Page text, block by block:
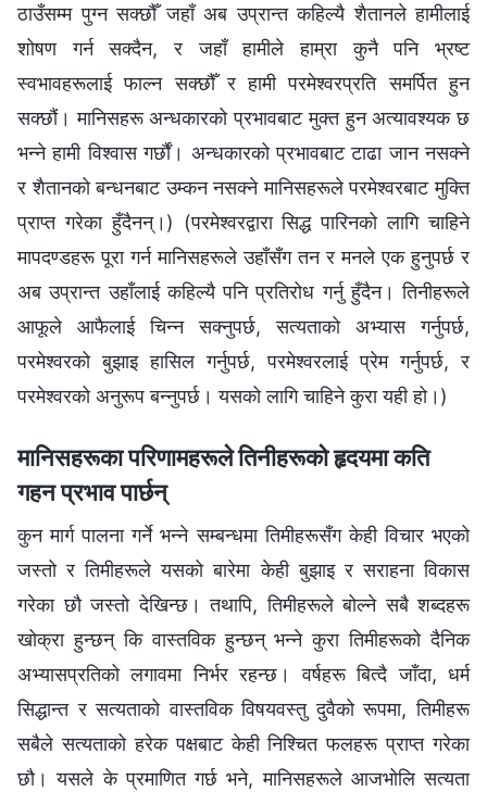
ठाउँसम्म पुग्न सक्छौँ जहाँ अब उप्रान्त कहिल्यै शैतानले हामीलाई
शोषण गर्न सक्दैन, र जहाँ हामीले हाम्रा कुनै पनि भ्रष्ट
स्वभावहरूलाई फाल्न सक्छौँ र हामी परमेश्‍वरप्रति समर्पित हुन
सक्छौं। मानिसहरू अन्धकारको प्रभावबाट मुक्त हुन अत्यावश्यक छ
भन्ने हामी विश्‍वास गर्छौं। अन्धकारको प्रभावबाट टाढा जान नसक्ने
र शैतानको बन्धनबाट उम्कन नसक्ने मानिसहरूले परमेश्‍वरबाट मुक्ति
प्राप्त गरेका हुँदैनन्।) (परमेश्‍वरद्वारा सिद्ध पारिनको लागि चाहिने
मापदण्डहरू पूरा गर्न मानिसहरूले उहाँसँग तन र मनले एक हुनुपर्छ र
अब उप्रान्त उहाँलाई कहिल्यै पनि प्रतिरोध गर्नु हुँदैन। तिनीहरूले
आफूले आफैलाई चिन्न सक्नुपर्छ, सत्यताको अभ्यास गर्नुपर्छ,
परमेश्‍वरको बुझाइ हासिल गर्नुपर्छ, परमेश्‍वरलाई प्रेम गर्नुपर्छ, र
परमेश्‍वरको अनुरूप बन्नुपर्छ। यसको लागि चाहिने कुरा यही हो।)
मानिसहरूका परिणामहरूले तिनीहरूको हृदयमा कति
गहन प्रभाव पार्छन्
कुन मार्ग पालना गर्ने भन्ने सम्बन्धमा तिमीहरूसँग केही विचार भएको
जस्तो र तिमीहरूले यसको बारेमा केही बुझाइ र सराहना विकास
गरेका छौ जस्तो देखिन्छ। तथापि, तिमीहरूले बोल्ने सबै शब्दहरू
खोक्रा हुन्छन् कि वास्तविक हुन्छन् भन्ने कुरा तिमीहरूको दैनिक
अभ्यासप्रतिको लगावमा निर्भर रहन्छ। वर्षहरू बित्दै जाँदा, धर्म
सिद्धान्त र सत्यताको वास्तविक विषयवस्तु दुवैको रूपमा, तिमीहरू
सबैले सत्यताको हरेक पक्षबाट केही निश्चित फलहरू प्राप्त गरेका
छौ। यसले के प्रमाणित गर्छ भने, मानिसहरूले आजभोलि सत्यता